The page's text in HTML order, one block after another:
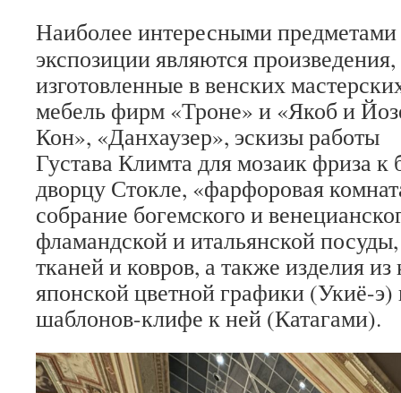
Наиболее интересными предметами
экспозиции являются произведения,
изготовленные в венских
мебель фирм «Троне» и «Якоб и
Кон», «Данхаузер», эскизы работы
Густава Климта для мозаик фриза к
дворцу Стокле, «фарфоровая
собрание богемского и
фламандской и итальянской
тканей и ковров, а также изделия
японской цветной графики (Укиё-
шаблонов-клифе к ней (Катагами).